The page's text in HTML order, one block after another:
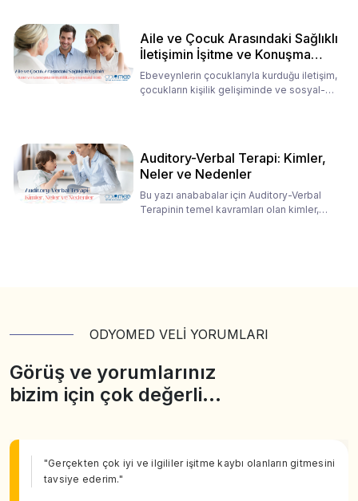
Aile ve Çocuk Arasındaki Sağlıklı
İletişimin İşitme ve Konuşma
Rehabilitasyonundaki Rolü
Ebeveynlerin çocuklarıyla kurduğu iletişim,
çocukların kişilik gelişiminde ve sosyal-
Auditory-Verbal Terapi: Kimler,
Neler ve Nedenler
Bu yazı anababalar için Auditory-Verbal
Terapinin temel kavramları olan kimler,
ODYOMED VELİ YORUMLARI
Görüş ve yorumlarınız
bizim için çok değerli…
"Gerçekten çok iyi ve ilgililer işitme kaybı olanların gitmesini
tavsiye ederim."